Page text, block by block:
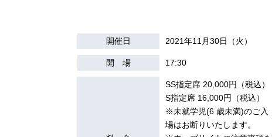
開催日 2021年11月30日（火）
開 場 17:30
SS指定席 20,000円（税込）
S指定席 16,000円（税込）
※未就学児(6 歳未満)のご入
場はお断りいたします。